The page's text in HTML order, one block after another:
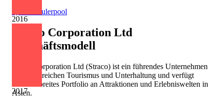
2016
2017
Quelle: Eulerpool
Straco Corporation Ltd
Geschäftsmodell
Straco Corporation Ltd (Straco) ist ein führendes Unternehmen
in den Bereichen Tourismus und Unterhaltung und verfügt
über ein breites Portfolio an Attraktionen und Erlebniswelten in
Asien.